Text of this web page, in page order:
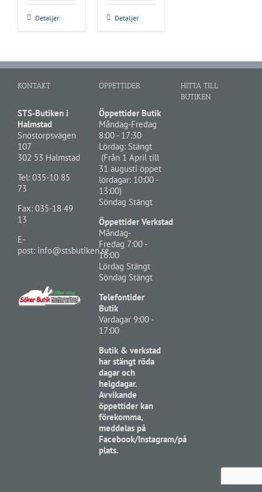
Detaljer Detaljer
KONTAKT
STS-Butiken i
Halmstad
Snöstorpsvägen
107
302 53 Halmstad
Tel: 035-10 85
73
Fax: 035-18 49
13
E-
post: info@stsbutiken.se
ÖPPETTIDER
Öppettider Butik
Måndag-Fredag
8:00 - 17:30
Lördag: Stängt
(Från 1 April till
31 augusti öppet
lördagar: 10:00 -
13:00)
Söndag Stängt
Öppettider Verkstad
Måndag-
Fredag 7:00 -
16:00
Lördag Stängt
Söndag Stängt
Telefontider
Butik
Vardagar 9:00 -
17:00
Butik & verkstad
har stängt röda
dagar och
helgdagar.
Avvikande
öppettider kan
förekomma,
meddelas på
Facebook/Instagram/på
plats.
HITTA TILL
BUTIKEN